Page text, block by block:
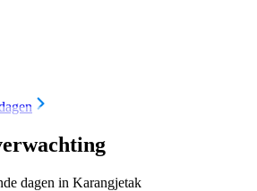
dagen in Karangjetak